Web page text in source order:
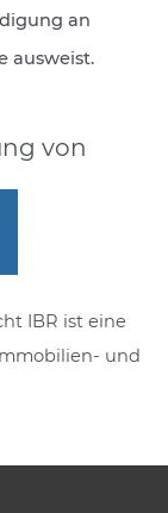
an
ausweist.
von
IBR ist eine
und